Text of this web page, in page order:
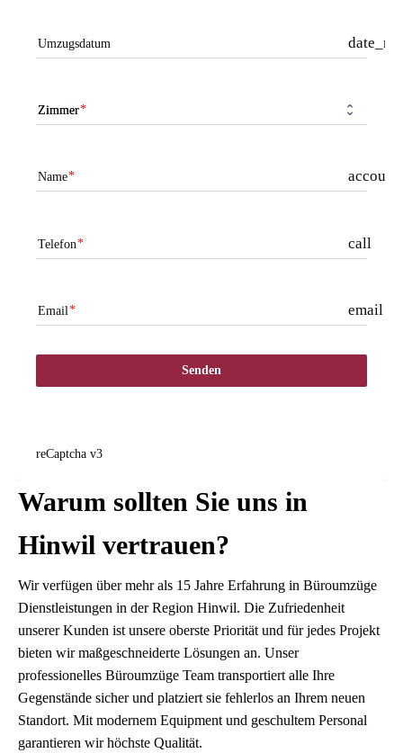
Umzugsdatum
Zimmer
Name
Telefon call
Email email
Senden
reCaptcha v3
Warum sollten Sie uns in
Hinwil vertrauen?
Wir verfügen über mehr als 15 Jahre Erfahrung in Büroumzüge
Dienstleistungen in der Region Hinwil. Die Zufriedenheit
unserer Kunden ist unsere oberste Priorität und für jedes Projekt
bieten wir maßgeschneiderte Lösungen an. Unser
professionelles Büroumzüge Team transportiert alle Ihre
Gegenstände sicher und platziert sie fehlerlos an Ihrem neuen
Standort. Mit modernem Equipment und geschultem Personal
garantieren wir höchste Qualität.